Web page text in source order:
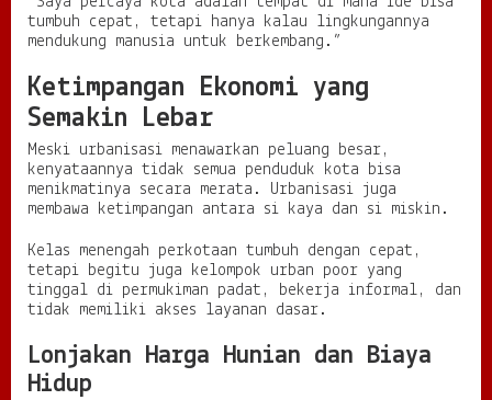
tumbuh cepat, tetapi hanya kalau lingkungannya
mendukung manusia untuk berkembang.”
Ketimpangan Ekonomi yang
Semakin Lebar
Meski urbanisasi menawarkan peluang besar,
kenyataannya tidak semua penduduk kota bisa
menikmatinya secara merata. Urbanisasi juga
membawa ketimpangan antara si kaya dan si miskin.
Kelas menengah perkotaan tumbuh dengan cepat,
tetapi begitu juga kelompok urban poor yang
tinggal di permukiman padat, bekerja informal, dan
tidak memiliki akses layanan dasar.
Lonjakan Harga Hunian dan Biaya
Hidup